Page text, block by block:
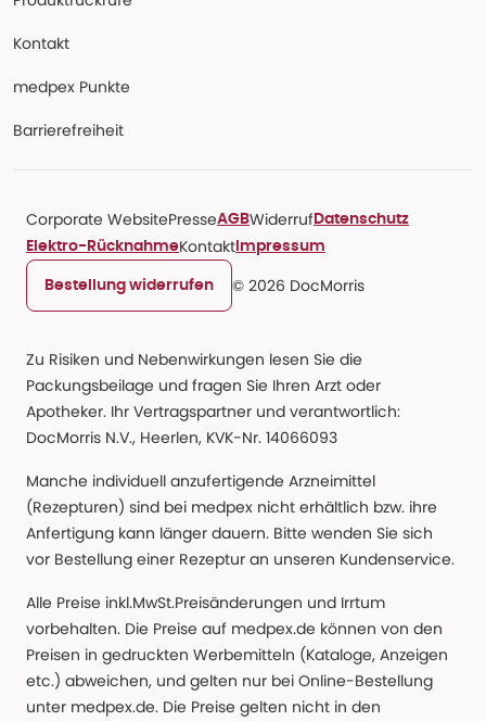
Kontakt
medpex Punkte
Barrierefreiheit
Corporate WebsitePresseAGBWiderruf Datenschutz
Elektro-RücknahmeKontakt Impressum
Bestellung widerrufen © 2026 DocMorris
Zu Risiken und Nebenwirkungen lesen Sie die
Packungsbeilage und fragen Sie Ihren Arzt oder
Apotheker. Ihr Vertragspartner und verantwortlich:
DocMorris N.V., Heerlen, KVK-Nr. 14066093
Manche individuell anzufertigende Arzneimittel
(Rezepturen) sind bei medpex nicht erhältlich bzw. ihre
Anfertigung kann länger dauern. Bitte wenden Sie sich
vor Bestellung einer Rezeptur an unseren Kundenservice.
Alle Preise inkl.MwSt.Preisänderungen und Irrtum
vorbehalten. Die Preise auf medpex.de können von den
Preisen in gedruckten Werbemitteln (Kataloge, Anzeigen
etc.) abweichen, und gelten nur bei Online-Bestellung
unter medpex.de. Die Preise gelten nicht in den